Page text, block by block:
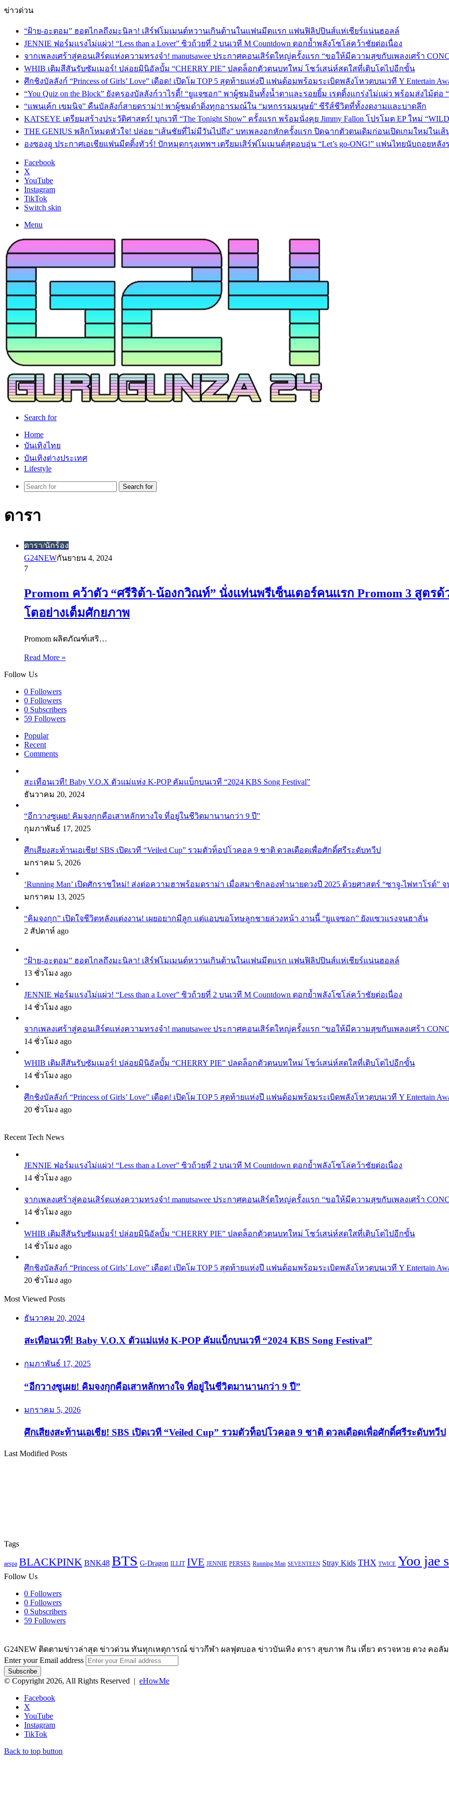
ข่าวด่วน
“ฝ้าย-อะตอม” ฮอตไกลถึงมะนิลา! เสิร์ฟโมเมนต์หวานเกินต้านในแฟนมีตแรก แฟนฟิลิปปินส์แห่เชียร์แน่นฮอลล์
JENNIE ฟอร์มแรงไม่แผ่ว! “Less than a Lover” ซิวถ้วยที่ 2 บนเวที M Countdown ตอกย้ำพลังโซโล่คว้าชัยต่อเนื่อง
จากเพลงเศร้าสู่คอนเสิร์ตแห่งความทรงจำ! manutsawee ประกาศคอนเสิร์ตใหญ่ครั้งแรก “ขอให้มีความสุขกับเพลงเศร้า
WHIB เติมสีสันรับซัมเมอร์! ปล่อยมินิอัลบั้ม “CHERRY PIE” ปลดล็อกตัวตนบทใหม่ โชว์เสน่ห์สดใสที่เติบโตไปอีกขั้น
ศึกชิงบัลลังก์ “Princess of Girls’ Love” เดือด! เปิดโผ TOP 5 สุดท้ายแห่งปี แฟนด้อมพร้อมระเบิดพลังโหวตบนเวที Y Entertain
“You Quiz on the Block” ยังครองบัลลังก์วาไรตี้! “ยูแจซอก” พาผู้ชมอินทั้งน้ำตาและรอยยิ้ม เรตติ้งแกร่งไม่แผ่ว พร้อมส่งไม้ต่
“แพนเค้ก เขมนิจ” คืนบัลลังก์สายดราม่า! พาผู้ชมดำดิ่งทุกอารมณ์ใน “มหกรรมมนุษย์” ซีรีส์ชีวิตที่ทั้งงดงามและบาดลึก
KATSEYE เตรียมสร้างประวัติศาสตร์! บุกเวที “The Tonight Show” ครั้งแรก พร้อมนั่งคุย Jimmy Fallon โปรโมต EP ใหม่
THE GENIUS พลิกโหมดหัวใจ! ปล่อย “เส้นชัยที่ไม่มีวันไปถึง” บทเพลงอกหักครั้งแรก ปิดฉากตัวตนเดิมก่อนเปิดเกมใหม่ในเ
องซองอู ประกาศเอเชียแฟนมีตติ้งทัวร์! ปักหมุดกรุงเทพฯ เตรียมเสิร์ฟโมเมนต์สุดอบอุ่น “Let’s go-ONG!” แฟนไทยนับถอยหลังร
Facebook
X
YouTube
Instagram
TikTok
Switch skin
Menu
Search for
Home
บันเทิงไทย
บันเทิงต่างประเทศ
Lifestyle
Search for
ดารา
ดารา/นักร้อง
G24NEWกันยายน 4, 2024
7
Promom คว้าตัว “ศรีริต้า-น้องกวิณท์” นั่งแท่นพรีเซ็นเตอร์คนแรก Promom 3 สูตร
โตอย่างเต็มศักยภาพ
Promom ผลิตภัณฑ์เสริ…
Read More »
Follow Us
0 Followers
0 Followers
0 Subscribers
59 Followers
Popular
Recent
Comments
สะเทือนเวที! Baby V.O.X ตัวแม่แห่ง K-POP คัมแบ็กบนเวที “2024 KBS Song Festival”
ธันวาคม 20, 2024
“อีกวางซูเผย! คิมจงกุกคือเสาหลักทางใจ ที่อยู่ในชีวิตมานานกว่า 9 ปี”
กุมภาพันธ์ 17, 2025
ศึกเสียงสะท้านเอเชีย! SBS เปิดเวที “Veiled Cup” รวมตัวท็อปโวคอล 9 ชาติ ดวลเดือดเพื่อศักดิ์ศรีระดับทวีป
มกราคม 5, 2026
‘Running Man’ เปิดศักราชใหม่! ส่งต่อความฮาพร้อมดราม่า เมื่อสมาชิกลองทำนายดวงปี 2025 ด้วยศาสตร์ “ซาจู-ไพ่ทาโรต์”
มกราคม 13, 2025
“คิมจงกุก” เปิดใจชีวิตหลังแต่งงาน! เผยอยากมีลูก แต่แอบขอโทษลูกชายล่วงหน้า งานนี้ “ยูแจซอก” ยังแซวแรงจนฮาลั่น
2 สัปดาห์ ago
“ฝ้าย-อะตอม” ฮอตไกลถึงมะนิลา! เสิร์ฟโมเมนต์หวานเกินต้านในแฟนมีตแรก แฟนฟิลิปปินส์แห่เชียร์แน่นฮอลล์
13 ชั่วโมง ago
JENNIE ฟอร์มแรงไม่แผ่ว! “Less than a Lover” ซิวถ้วยที่ 2 บนเวที M Countdown ตอกย้ำพลังโซโล่คว้าชัยต่อเนื่อง
14 ชั่วโมง ago
จากเพลงเศร้าสู่คอนเสิร์ตแห่งความทรงจำ! manutsawee ประกาศคอนเสิร์ตใหญ่ครั้งแรก “ขอให้มีความสุขกับเพลงเศร้า
14 ชั่วโมง ago
WHIB เติมสีสันรับซัมเมอร์! ปล่อยมินิอัลบั้ม “CHERRY PIE” ปลดล็อกตัวตนบทใหม่ โชว์เสน่ห์สดใสที่เติบโตไปอีกขั้น
14 ชั่วโมง ago
ศึกชิงบัลลังก์ “Princess of Girls’ Love” เดือด! เปิดโผ TOP 5 สุดท้ายแห่งปี แฟนด้อมพร้อมระเบิดพลังโหวตบนเวที Y Entertain
20 ชั่วโมง ago
Recent Tech News
JENNIE ฟอร์มแรงไม่แผ่ว! “Less than a Lover” ซิวถ้วยที่ 2 บนเวที M Countdown ตอกย้ำพลังโซโล่คว้าชัยต่อเนื่อง
14 ชั่วโมง ago
จากเพลงเศร้าสู่คอนเสิร์ตแห่งความทรงจำ! manutsawee ประกาศคอนเสิร์ตใหญ่ครั้งแรก “ขอให้มีความสุขกับเพลงเศร้า
14 ชั่วโมง ago
WHIB เติมสีสันรับซัมเมอร์! ปล่อยมินิอัลบั้ม “CHERRY PIE” ปลดล็อกตัวตนบทใหม่ โชว์เสน่ห์สดใสที่เติบโตไปอีกขั้น
14 ชั่วโมง ago
ศึกชิงบัลลังก์ “Princess of Girls’ Love” เดือด! เปิดโผ TOP 5 สุดท้ายแห่งปี แฟนด้อมพร้อมระเบิดพลังโหวตบนเวที Y Entertain
20 ชั่วโมง ago
Most Viewed Posts
ธันวาคม 20, 2024
สะเทือนเวที! Baby V.O.X ตัวแม่แห่ง K-POP คัมแบ็กบนเวที “2024 KBS Song Festival”
กุมภาพันธ์ 17, 2025
“อีกวางซูเผย! คิมจงกุกคือเสาหลักทางใจ ที่อยู่ในชีวิตมานานกว่า 9 ปี”
มกราคม 5, 2026
ศึกเสียงสะท้านเอเชีย! SBS เปิดเวที “Veiled Cup” รวมตัวท็อปโวคอล 9 ชาติ ดวลเดือดเพื่อศักดิ์ศรีระดับทวีป
Last Modified Posts
Tags
aespa BLACKPINK BNK48 BTS G-Dragon ILLIT IVE JENNIE PERSES Running Man SEVENTEEN Stray Kids THX TWICE Yoo jae
Follow Us
0 Followers
0 Followers
0 Subscribers
59 Followers
G24NEW ติดตามข่าวล่าสุด ข่าวด่วน ทันทุกเหตุการณ์ ข่าวกีฬา ผลฟุตบอล ข่าวบันเทิง ดารา สุขภาพ กิน เที่ยว ตรวจหวย ดวง คอลัม
Enter your Email address
© Copyright 2026, All Rights Reserved | eHowMe
Facebook
X
YouTube
Instagram
TikTok
Back to top button